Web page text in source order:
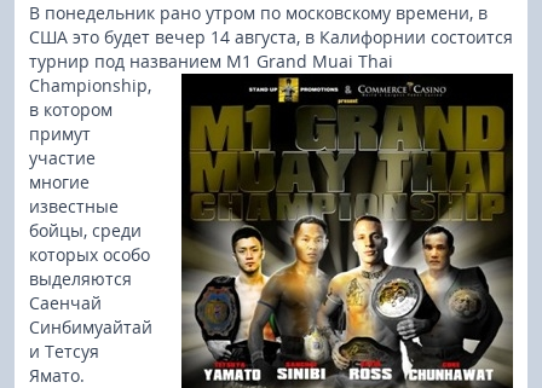
В понедельник рано утром по московскому времени, в
США это будет вечер 14 августа, в Калифорнии состоится
турнир под названием M1 Grand Muai Thai
Championship,
в котором
примут
участие
многие
известные
бойцы, среди
которых особо
выделяются
Саенчай
Синбимуайтай
и Тетсуя
Ямато.
Бокс
UFC и MMA
Муай тай